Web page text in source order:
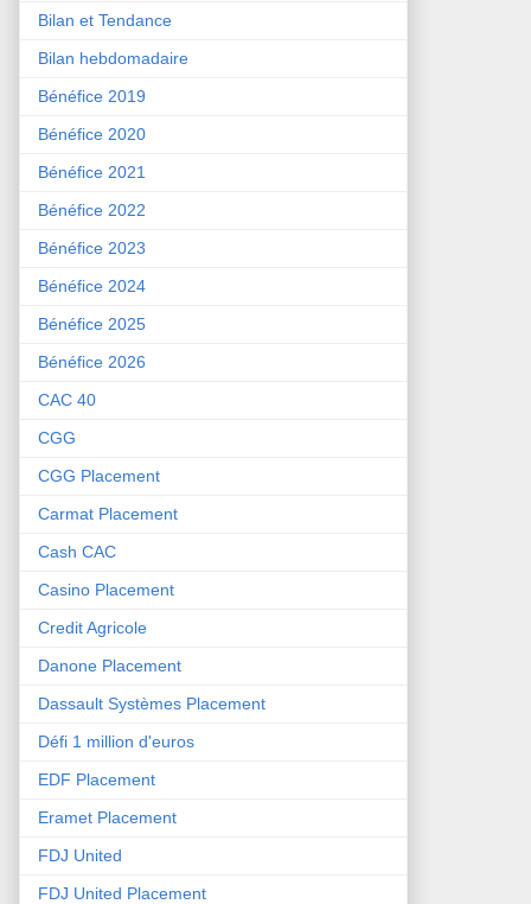
Bilan et Tendance
Bilan hebdomadaire
Bénéfice 2019
Bénéfice 2020
Bénéfice 2021
Bénéfice 2022
Bénéfice 2023
Bénéfice 2024
Bénéfice 2025
Bénéfice 2026
CAC 40
CGG
CGG Placement
Carmat Placement
Cash CAC
Casino Placement
Credit Agricole
Danone Placement
Dassault Systèmes Placement
Défi 1 million d'euros
EDF Placement
Eramet Placement
FDJ United
FDJ United Placement